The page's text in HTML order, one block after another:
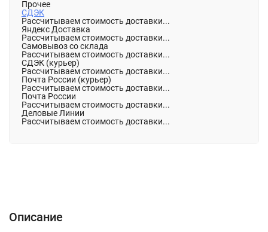
Прочее
СДЭК
Рассчитываем стоимость доставки...
Яндекс Доставка
Рассчитываем стоимость доставки...
Самовывоз со склада
Рассчитываем стоимость доставки...
СДЭК (курьер)
Рассчитываем стоимость доставки...
Почта России (курьер)
Рассчитываем стоимость доставки...
Почта России
Рассчитываем стоимость доставки...
Деловые Линии
Рассчитываем стоимость доставки...
Описание